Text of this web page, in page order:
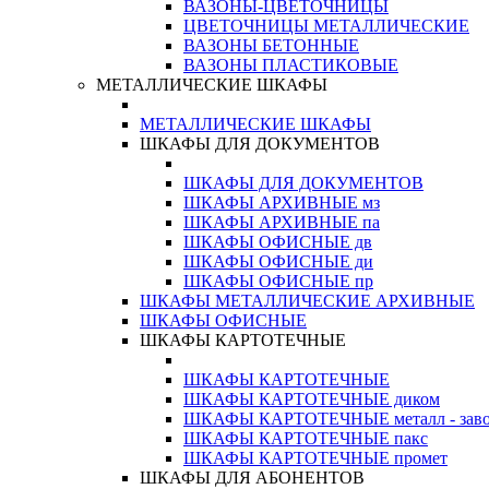
ВАЗОНЫ-ЦВЕТОЧНИЦЫ
ЦВЕТОЧНИЦЫ МЕТАЛЛИЧЕСКИЕ
ВАЗОНЫ БЕТОННЫЕ
ВАЗОНЫ ПЛАСТИКОВЫЕ
МЕТАЛЛИЧЕСКИЕ ШКАФЫ
МЕТАЛЛИЧЕСКИЕ ШКАФЫ
ШКАФЫ ДЛЯ ДОКУМЕНТОВ
ШКАФЫ ДЛЯ ДОКУМЕНТОВ
ШКАФЫ АРХИВНЫЕ мз
ШКАФЫ АРХИВНЫЕ па
ШКАФЫ ОФИСНЫЕ дв
ШКАФЫ ОФИСНЫЕ ди
ШКАФЫ ОФИСНЫЕ пр
ШКАФЫ МЕТАЛЛИЧЕСКИЕ АРХИВНЫЕ
ШКАФЫ ОФИСНЫЕ
ШКАФЫ КАРТОТЕЧНЫЕ
ШКАФЫ КАРТОТЕЧНЫЕ
ШКАФЫ КАРТОТЕЧНЫЕ диком
ШКАФЫ КАРТОТЕЧНЫЕ металл -
ШКАФЫ КАРТОТЕЧНЫЕ пакс
ШКАФЫ КАРТОТЕЧНЫЕ промет
ШКАФЫ ДЛЯ АБОНЕНТОВ